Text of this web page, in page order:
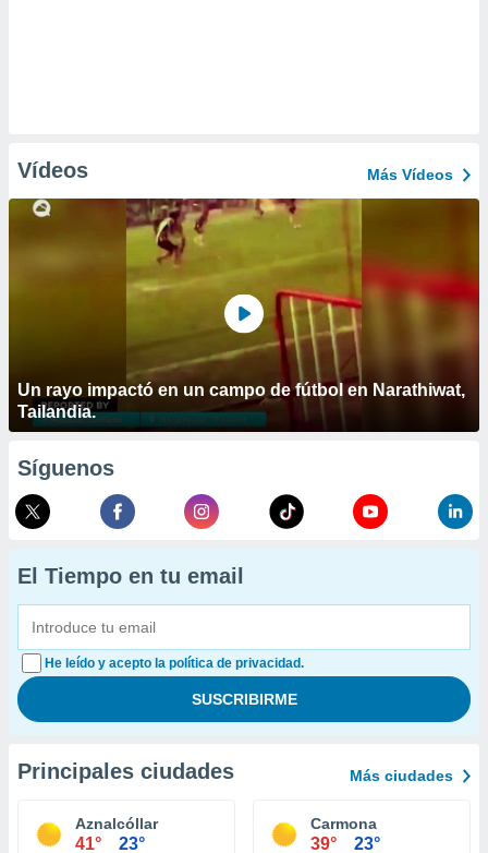
Vídeos Más Vídeos
Un rayo impactó en un campo de fútbol en Narathiwat,
Tailandia.
Síguenos
El Tiempo en tu email
He leído y acepto la política de privacidad.
Principales ciudades Más ciudades
Aznalcóllar
41° 23°
Carmona
39° 23°